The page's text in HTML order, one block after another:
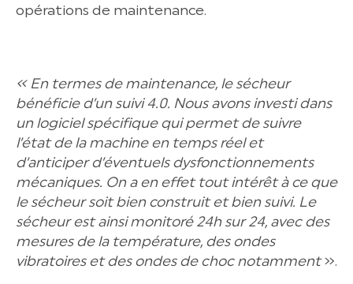
opérations de maintenance.
« En termes de maintenance, le sécheur
bénéficie d’un suivi 4.0. Nous avons investi dans
un logiciel spécifique qui permet de suivre
l’état de la machine en temps réel et
d’anticiper d’éventuels dysfonctionnements
mécaniques. On a en effet tout intérêt à ce que
le sécheur soit bien construit et bien suivi. Le
sécheur est ainsi monitoré 24h sur 24, avec des
mesures de la température, des ondes
vibratoires et des ondes de choc notamment».